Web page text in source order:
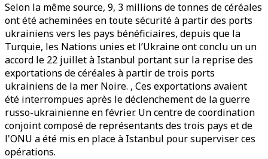
Selon la même source, 9, 3 millions de tonnes de céréales
ont été acheminées en toute sécurité à partir des ports
ukrainiens vers les pays bénéficiaires, depuis que la
Turquie, les Nations unies et l’Ukraine ont conclu un un
accord le 22 juillet à Istanbul portant sur la reprise des
exportations de céréales à partir de trois ports
ukrainiens de la mer Noire. , Ces exportations avaient
été interrompues après le déclenchement de la guerre
russo-ukrainienne en février. Un centre de coordination
conjoint composé de représentants des trois pays et de
l'ONU a été mis en place à Istanbul pour superviser ces
opérations.